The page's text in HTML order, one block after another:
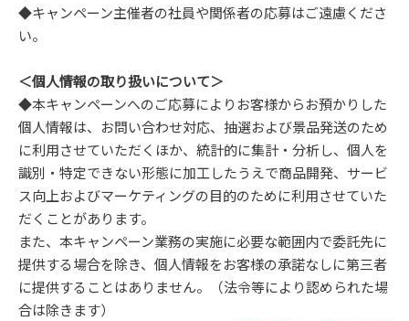
◆キャンペーン主催者の社員や関係者の応募はご遠慮くださ
い。
＜個人情報の取り扱いについて＞
◆本キャンペーンへのご応募によりお客様からお預かりした
個人情報は、お問い合わせ対応、抽選および景品発送のため
に利用させていただくほか、統計的に集計・分析し、個人を
識別・特定できない形態に加工したうえで商品開発、サービ
ス向上およびマーケティングの目的のために利用させていた
だくことがあります。
また、本キャンペーン業務の実施に必要な範囲内で委託先に
提供する場合を除き、個人情報をお客様の承諾なしに第三者
に提供することはありません。（法令等により認められた場
合は除きます）